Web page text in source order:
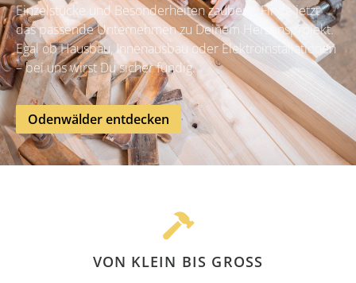
Einzelstücke und Besonderheiten zaubern. Finde jetzt
das passende Unternehmen zu Deinem Herzensprojekt.
Egal ob Hausbau, Innenausbau oder Elektroinstallationen
– bei uns wirst Du sicher fündig.
Odenwälder entdecken
VON KLEIN BIS GROSS